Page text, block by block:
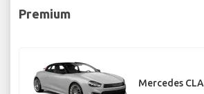
Premium
Mercedes CLA